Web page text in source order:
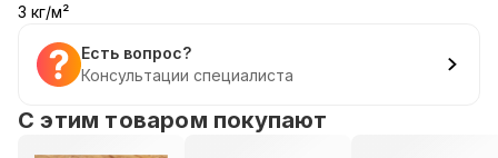
3 кг/м²
Есть вопрос?
Консультации специалиста
С этим товаром покупают